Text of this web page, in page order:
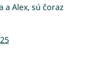
a Alex, sú čoraz